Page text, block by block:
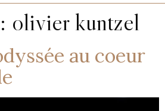
olivier kuntzel
au coeur